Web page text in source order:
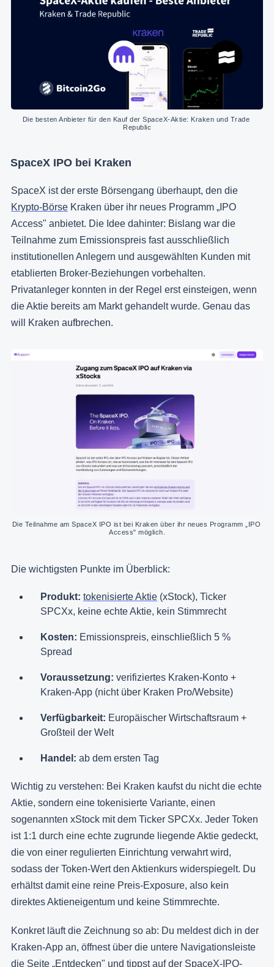
Die besten Anbieter für den Kauf der SpaceX-Aktie: Kraken und Trade
Republic
SpaceX IPO bei Kraken
SpaceX ist der erste Börsengang überhaupt, den die
Krypto-Börse Kraken über ihr neues Programm „IPO
Access" anbietet. Die Idee dahinter: Bislang war die
Teilnahme zum Emissionspreis fast ausschließlich
institutionellen Anlegern und ausgewählten Kunden mit
etablierten Broker-Beziehungen vorbehalten.
Privatanleger konnten in der Regel erst einsteigen, wenn
die Aktie bereits am Markt gehandelt wurde. Genau das
will Kraken aufbrechen.
Die Teilnahme am SpaceX IPO ist bei Kraken über ihr neues Programm „IPO
Access" möglich.
Die wichtigsten Punkte im Überblick:
Produkt: tokenisierte Aktie (xStock), Ticker
SPCXx, keine echte Aktie, kein Stimmrecht
Kosten: Emissionspreis, einschließlich 5 %
Spread
Voraussetzung: verifiziertes Kraken-Konto +
Kraken-App (nicht über Kraken Pro/Website)
Verfügbarkeit: Europäischer Wirtschaftsraum +
Großteil der Welt
Handel: ab dem ersten Tag
Wichtig zu verstehen: Bei Kraken kaufst du nicht die echte
Aktie, sondern eine tokenisierte Variante, einen
sogenannten xStock mit dem Ticker SPCXx. Jeder Token
ist 1:1 durch eine echte zugrunde liegende Aktie gedeckt,
die von einer regulierten Einrichtung verwahrt wird,
sodass der Token-Wert den Aktienkurs widerspiegelt. Du
erhältst damit eine reine Preis-Exposure, also kein
direktes Aktieneigentum und keine Stimmrechte.
Konkret läuft die Zeichnung so ab: Du meldest dich in der
Kraken-App an, öffnest über die untere Navigationsleiste
die Seite „Entdecken" und tippst auf der SpaceX-IPO-